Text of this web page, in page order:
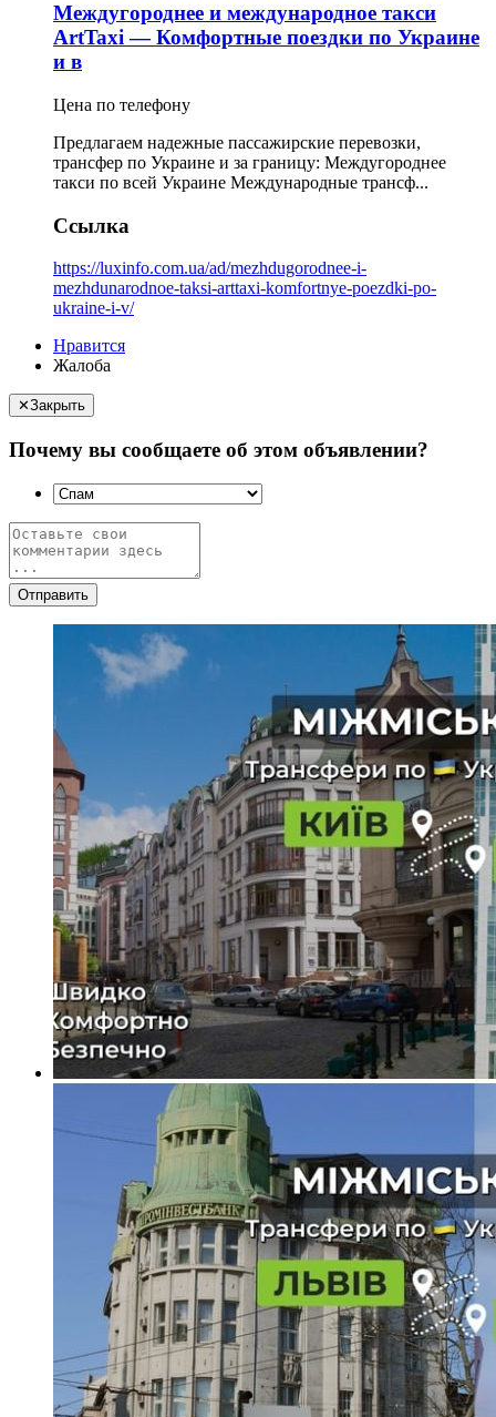
Междугороднее и международное такси
ArtTaxi — Комфортные поездки по Украине
и в
Цена по телефону
Предлагаем надежные пассажирские перевозки,
трансфер по Украине и за границу: Междугороднее
такси по всей Украине Международные трансф...
Ссылка
https://luxinfo.com.ua/ad/mezhdugorodnee-i-
mezhdunarodnoe-taksi-arttaxi-komfortnye-poezdki-po-
ukraine-i-v/
Нравится
Жалоба
✕Закрыть
Почему вы сообщаете об этом объявлении?
Отправить